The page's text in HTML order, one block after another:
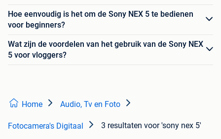
Hoe eenvoudig is het om de Sony NEX 5 te bedienen
voor beginners?
Wat zijn de voordelen van het gebruik van de Sony NEX
5 voor vloggers?
Home Audio, Tv en Foto
Fotocamera's Digitaal 3 resultaten voor 'sony nex 5'